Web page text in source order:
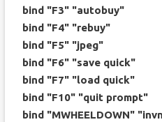
bind "F3" "autobuy"
bind "F4" "rebuy"
bind "F5" "jpeg"
bind "F6" "save quick"
bind "F7" "load quick"
bind "F10" "quit prompt"
bind "MWHEELDOWN"